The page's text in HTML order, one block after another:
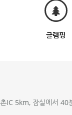
글램핑
IC 5km, 잠실에서 40